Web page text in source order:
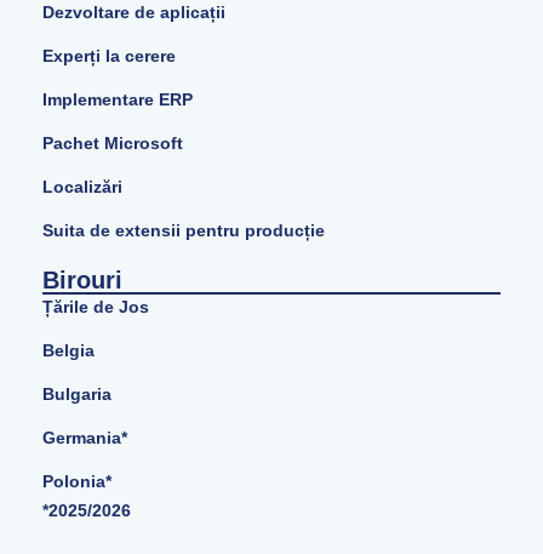
Dezvoltare de aplicații
Experți la cerere
Implementare ERP
Pachet Microsoft
Localizări
Suita de extensii pentru producție
Birouri
Țările de Jos
Belgia
Bulgaria
Germania*
Polonia*
*2025/2026